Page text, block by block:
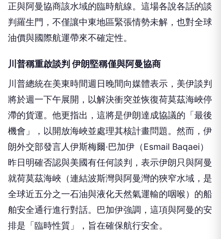
正與阿曼協商該水域的臨時航線。這場各說各話的談
判羅生門，不僅讓中東地區緊張情勢未解，也對全球
油價與國際航運帶來不確定性。
川普稱重啟談判 伊朗堅稱僅與阿曼協商
川普總統在美東時間週日晚間向媒體表示，美伊談判
將於週一下午展開，以解決衝突並恢復荷莫茲海峽停
滯的貨運。他更指出，這將是伊朗達成協議的「最後
機會」，以開放海峽並處理其核計畫問題。然而，伊
朗外交部發言人伊斯梅爾·巴加伊（Esmail Baqaei）
昨日明確否認與美國有任何談判，表示伊朗只與阿曼
就荷莫茲海峽（連結波斯灣與阿曼灣的狹窄水域，是
全球近五分之一石油與液化天然氣運輸的咽喉）的船
舶安全通行進行對話。巴加伊強調，這項與阿曼的安
排是「臨時性質」，旨在確保航行安全。